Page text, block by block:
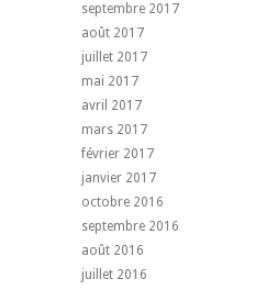
septembre 2017
août 2017
juillet 2017
mai 2017
avril 2017
mars 2017
février 2017
janvier 2017
octobre 2016
septembre 2016
août 2016
juillet 2016